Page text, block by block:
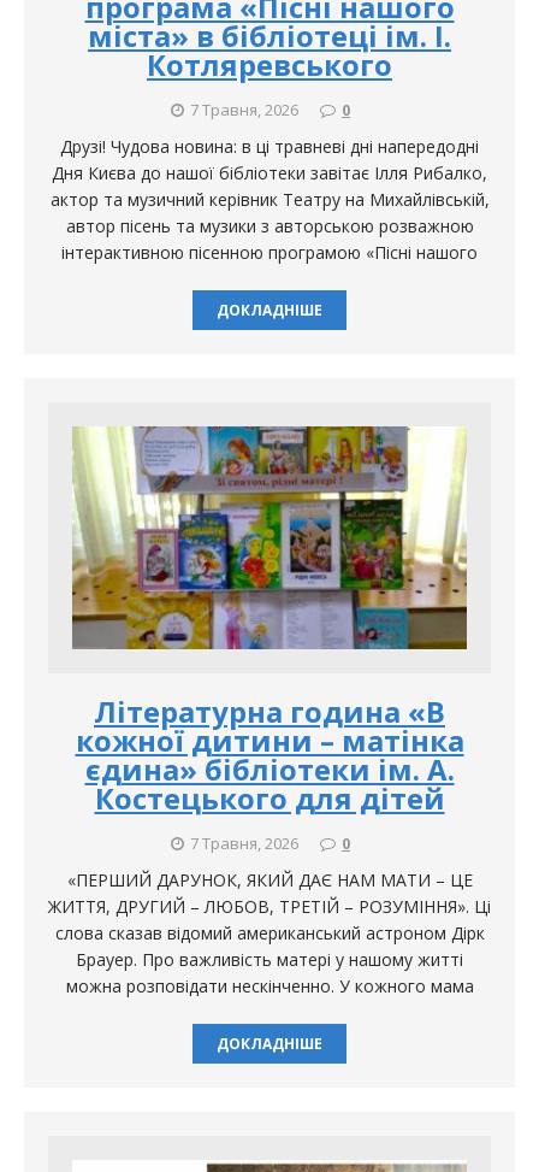
міста» в бібліотеці ім. І.
Котляревського
7 Травня, 2026 0
Друзі! Чудова новина: в ці травневі дні напередодні
Дня Києва до нашої бібліотеки завітає Ілля Рибалко,
актор та музичний керівник Театру на Михайлівській,
автор пісень та музики з авторською розважною
інтерактивною пісенною програмою «Пісні нашого
ДОКЛАДНІШЕ
Літературна година «В
кожної дитини – матінка
єдина» бібліотеки ім. А.
Костецького для дітей
7 Травня, 2026 0
«ПЕРШИЙ ДАРУНОК, ЯКИЙ ДАЄ НАМ МАТИ – ЦЕ
ЖИТТЯ, ДРУГИЙ – ЛЮБОВ, ТРЕТІЙ – РОЗУМІННЯ». Ці
слова сказав відомий американський астроном Дірк
Брауер. Про важливість матері у нашому житті
можна розповідати нескінченно. У кожного мама
ДОКЛАДНІШЕ